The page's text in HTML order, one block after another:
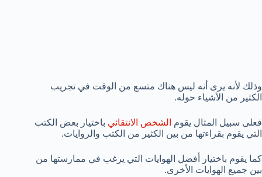
وذلك لأنه يرى أنه ليس هناك متسع من الوقت في تجريب
الكثير من الأشياء حوله.
فعلى سبيل المثال يقوم الشخص الانتقائي باختيار بعض الكتب
التي يقوم بقراءتها من بين الكثير من الكتب والروايات.
كما يقوم باختيار أفضل الهوايات التي يرغب في ممارستها من
بين جميع الهوايات الأخرى.